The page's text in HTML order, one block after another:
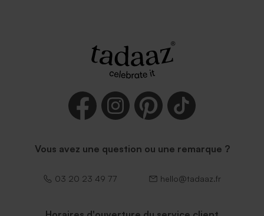
Vous avez une question ou une remarque ?
03 20 23 49 77 hello@tadaaz.fr